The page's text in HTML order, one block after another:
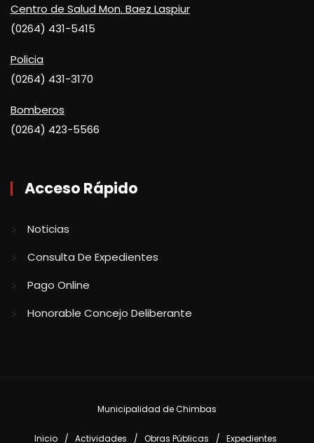
Centro de Salud Mon. Baez Laspiur
(0264) 431-5415
Policia
(0264) 431-3170
Bomberos
(0264) 423-5566
Acceso Rápido
Noticias
Consulta De Expedientes
Pago Online
Honorable Concejo Deliberante
Municipalidad de Chimbas
Inicio Actividades Obras Públicas Expedientes